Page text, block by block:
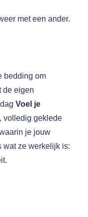
met een ander.
bedding om
de eigen
Voel je
volledig geklede
je jouw
wat ze werkelijk is: